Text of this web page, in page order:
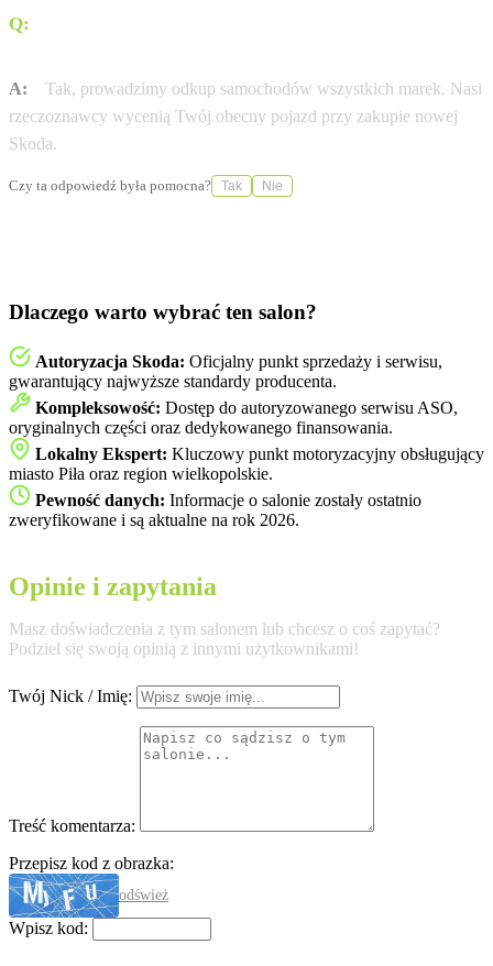
Q:
A:
Tak, prowadzimy odkup samochodów wszystkich marek. Nasi
rzeczoznawcy wycenią Twój obecny pojazd przy zakupie nowej
Skoda.
Czy ta odpowiedź była pomocna? Tak Nie
Dlaczego warto wybrać ten salon?
Autoryzacja Skoda: Oficjalny punkt sprzedaży i serwisu,
gwarantujący najwyższe standardy producenta.
Kompleksowość: Dostęp do autoryzowanego serwisu ASO,
oryginalnych części oraz dedykowanego finansowania.
Lokalny Ekspert: Kluczowy punkt motoryzacyjny obsługujący
miasto Piła oraz region wielkopolskie.
Pewność danych: Informacje o salonie zostały ostatnio
zweryfikowane i są aktualne na rok 2026.
Opinie i zapytania
Masz doświadczenia z tym salonem lub chcesz o coś zapytać?
Podziel się swoją opinią z innymi użytkownikami!
Twój Nick / Imię:
Treść komentarza:
Przepisz kod z obrazka:
odśwież
Wpisz kod: